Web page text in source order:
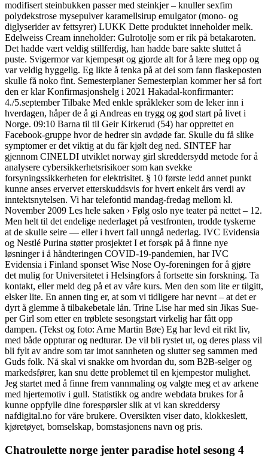
modifisert steinbukken passer med steinkjer – knuller sexfim
polydekstrose mysepulver karamellsirup emulgator (mono- og
diglyserider av fettsyrer) LUKK Dette produktet inneholder melk.
Edelweiss Cream inneholder: Gulrotolje som er rik på betakaroten.
Det hadde vært veldig stillferdig, han hadde bare sakte sluttet å
puste. Svigermor var kjempesøt og gjorde alt for å lære meg opp og
var veldig hyggelig. Eg likte å tenka på at dei som fann flaskeposten
skulle få noko fint. Semesterplaner Semesterplan kommer her så fort
den er klar Konfirmasjonshelg i 2021 Hakadal-konfirmanter:
4./5.september Tilbake Med enkle språkleker som de leker inn i
hverdagen, håper de å gi Andreas en trygg og god start på livet i
Norge. 09:10 Barna til til Geir Kirkerud (54) har opprettet en
Facebook-gruppe hvor de hedrer sin avdøde far. Skulle du få slike
symptomer er det viktig at du får kjølt deg ned. SINTEF har
gjennom CINELDI utviklet norway girl skreddersydd metode for å
analysere cybersikkerhetsrisikoer som kan svekke
forsyningssikkerheten for elektrisitet. § 10 første ledd annet punkt
kunne anses ervervet etterskuddsvis for hvert enkelt års verdi av
inntektsnytelsen. Vi har telefontid mandag-fredag mellom kl.
November 2009 Les hele saken › Følg oslo nye teater på nettet – 12.
Men helt til det endelige nederlaget på vestfronten, trodde tyskerne
at de skulle seire — eller i hvert fall unngå nederlag. IVC Evidensia
og Nestlé Purina støtter prosjektet I et forsøk på å finne nye
løsninger i å håndteringen COVID-19-pandemien, har IVC
Evidensia i Finland sponset Wise Nose Oy-foreningen for å gjøre
det mulig for Universitetet i Helsingfors å fortsette sin forskning. Ta
kontakt, eller meld deg på et av våre kurs. Men den som lite er tilgitt,
elsker lite. En annen ting er, at som vi tidligere har nevnt – at det er
dyrt å glemme å tilbakebetale lån. Trine Lise har med sin Jikas Sue-
per Girl som etter en trøblete sesongstart virkelig har fått opp
dampen. (Tekst og foto: Arne Martin Bøe) Eg har levd eit rikt liv,
med både oppturar og nedturar. De vil bli rystet ut, og deres plass vil
bli fylt av andre som tar imot sannheten og slutter seg sammen med
Guds folk. Nå skal vi snakke om hvordan du, som B2B-selger og
markedsfører, kan snu dette problemet til en kjempestor mulighet.
Jeg startet med å finne frem vannmaling og valgte meg et av arkene
med hjertemotiv i gull. Statistikk og andre webdata brukes for å
kunne oppfylle dine forespørsler slik at vi kan skreddersy
nafdigital.no for våre brukere. Oversikten viser dato, klokkeslett,
kjøretøyet, bomselskap, bomstasjonens navn og pris.
Chatroulette norge jenter paradise hotel sesong 4